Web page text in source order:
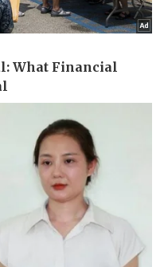
Ô tô - Xe máy